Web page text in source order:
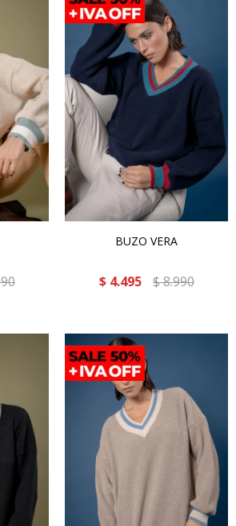
BUZO VERA
$ 4.495 $8.990